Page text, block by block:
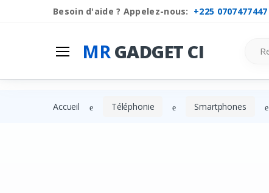
Besoin d'aide ? Appelez-nous: +225 0707477447
MRGADGET CI
Accueil Téléphonie Smartphones